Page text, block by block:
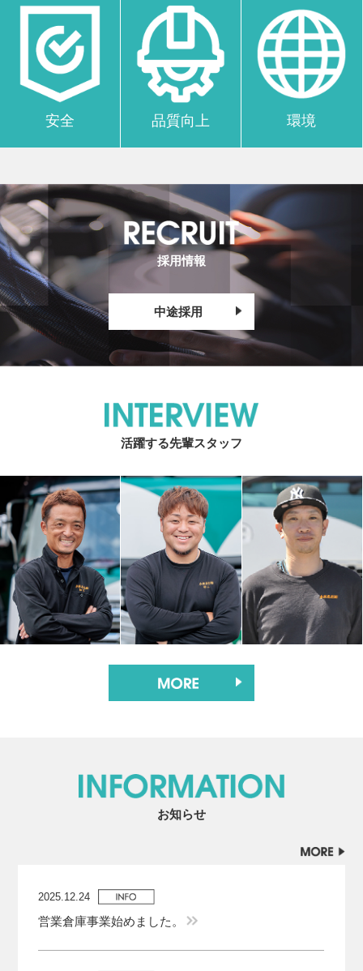
安全 品質向上 環境
採用情報
中途採用
活躍する先輩スタッフ
お知らせ
2025.12.24
営業倉庫事業始めました。